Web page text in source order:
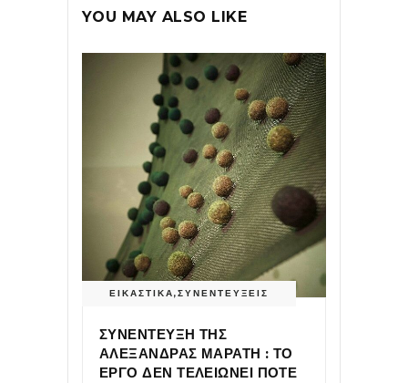
YOU MAY ALSO LIKE
ΕΙΚΑΣΤΙΚΑ,ΣΥΝΕΝΤΕΥΞΕΙΣ
ΣΥΝΕΝΤΕΥΞΗ ΤΗΣ
ΑΛΕΞΑΝΔΡΑΣ ΜΑΡΑΤΗ : ΤΟ
ΕΡΓΟ ΔΕΝ ΤΕΛΕΙΩΝΕΙ ΠΟΤΕ